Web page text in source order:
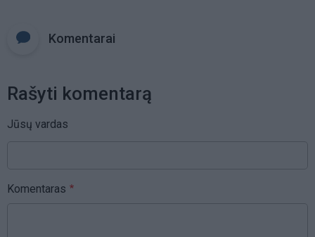
Komentarai
Rašyti komentarą
Jūsų vardas
Komentaras